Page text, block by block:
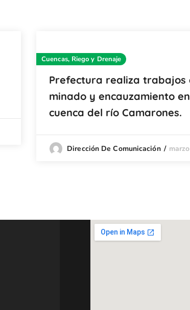
Cuencas, Riego y Drenaje
Prefectura realiza trabajos
minado y encauzamiento
cuenca del río Camarones.
Dirección De Comunicación